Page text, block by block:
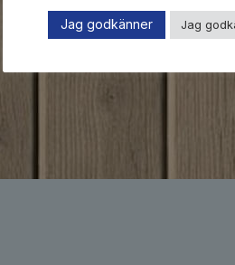
Jag godkänner Jag